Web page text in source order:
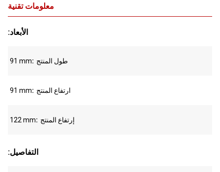
معلومات تقنية
:الأبعاد
91 mm طول المنتج
91 mm ارتفاع المنتج
122 mm إرتفاع المنتج
:التفاصيل